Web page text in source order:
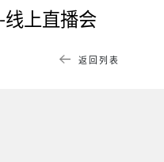
返回列表
上直播会